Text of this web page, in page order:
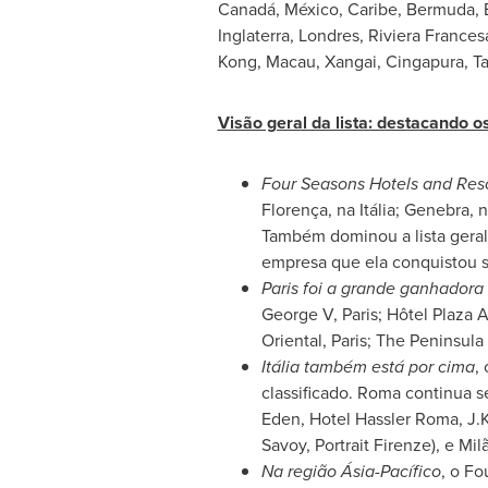
Canadá, México, Caribe, Bermuda,
Inglaterra, Londres, Riviera
Kong, Macau, Xangai, Cingapura,
Visão geral da lista: destacando
Four Seasons Hotels and
Florença, na Itália; Genebra,
Também dominou a lista
empresa que ela conquistou
Paris foi a grande
George V, Paris; Hôtel Plaza
Oriental, Paris; The
Itália também está por cima,
classificado. Roma continua
Eden, Hotel Hassler Roma,
Savoy, Portrait Firenze), e
Na região Ásia-Pacífico, o